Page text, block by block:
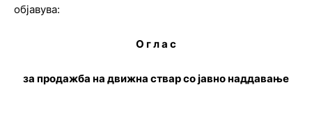
објавува:
О г л а с
за продажба на движна ствар со јавно наддавање